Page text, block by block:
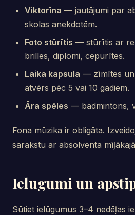
Viktorīna — jautājumi par
skolas anekdotēm.
Foto stūrītis — stūrītis ar
brilles, diplomi, cepurītes.
Laika kapsula — zīmītes un
atvērs pēc 5 vai 10 gadiem.
Āra spēles — badmintons,
Fona mūzika ir obligāta.
sarakstu ar absolventa
Ielūgumi un
Sūtiet ielūgumus 3–4 nedēļas